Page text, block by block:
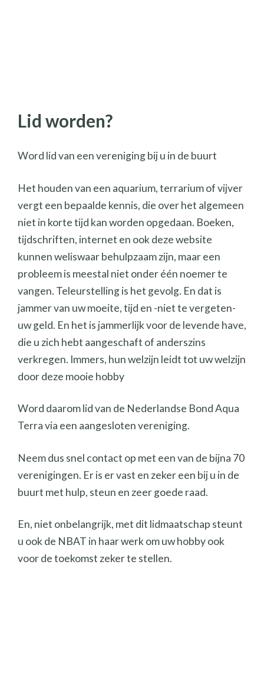
Lid worden?
Word lid van een vereniging bij u in de buurt
Het houden van een aquarium, terrarium of vijver
vergt een bepaalde kennis, die over het algemeen
niet in korte tijd kan worden opgedaan. Boeken,
tijdschriften, internet en ook deze website
kunnen weliswaar behulpzaam zijn, maar een
probleem is meestal niet onder één noemer te
vangen. Teleurstelling is het gevolg. En dat is
jammer van uw moeite, tijd en -niet te vergeten-
uw geld. En het is jammerlijk voor de levende have,
die u zich hebt aangeschaft of anderszins
verkregen. Immers, hun welzijn leidt tot uw welzijn
door deze mooie hobby
Word daarom lid van de Nederlandse Bond Aqua
Terra via een aangesloten vereniging.
Neem dus snel contact op met een van de bijna 70
verenigingen. Er is er vast en zeker een bij u in de
buurt met hulp, steun en zeer goede raad.
En, niet onbelangrijk, met dit lidmaatschap steunt
u ook de NBAT in haar werk om uw hobby ook
voor de toekomst zeker te stellen.